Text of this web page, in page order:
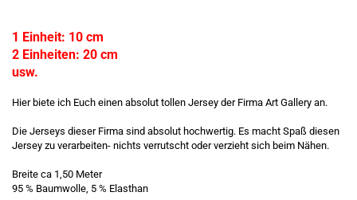
1 Einheit: 10 cm
2 Einheiten: 20 cm
usw.
Hier biete ich Euch einen absolut tollen Jersey der Firma Art Gallery an.
Die Jerseys dieser Firma sind absolut hochwertig. Es macht Spaß diesen
Jersey zu verarbeiten- nichts verrutscht oder verzieht sich beim Nähen.
Breite ca 1,50 Meter
95 % Baumwolle, 5 % Elasthan